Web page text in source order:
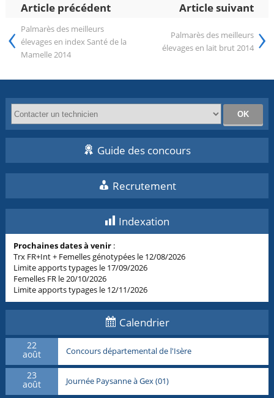
Article précédent Article suivant
‹ Palmarès des meilleurs
élevages en index Santé de la
Mamelle 2014
Palmarès des meilleurs
élevages en lait brut 2014 ›
Guide des concours
Recrutement
Indexation
Prochaines dates à venir :
Trx FR+Int + Femelles génotypées le 12/08/2026
Limite apports typages le 17/09/2026
Femelles FR le 20/10/2026
Limite apports typages le 12/11/2026
Calendrier
22
août Concours départemental de l'Isère
23
août Journée Paysanne à Gex (01)